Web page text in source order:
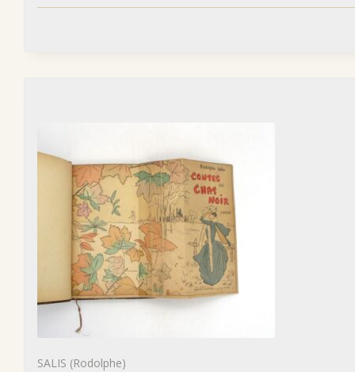
SALIS (Rodolphe)